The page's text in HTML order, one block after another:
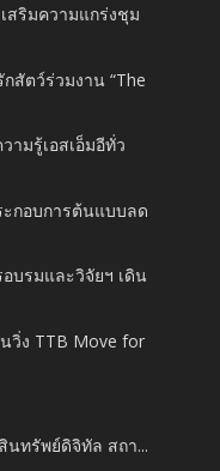
สริมความแกร่งชุม
สัตว์ร่วมงาน “The
ามรู้เอสเอ็มอีทั่ว
ะกอบการต้นแบบลด
บรมและวิจัยฯ เดิน
วิ่ง TTB Move for
นทรัพย์ดิจิทัล สถา...